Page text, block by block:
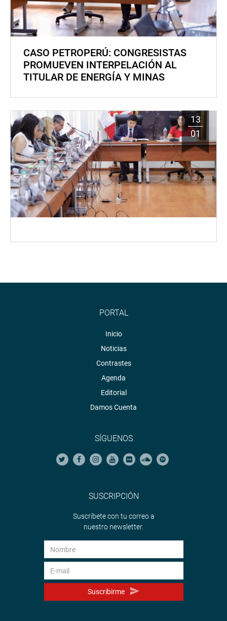
CASO PETROPERÚ: CONGRESISTAS
PROMUEVEN INTERPELACIÓN AL
TITULAR DE ENERGÍA Y MINAS
13
01
PORTAL
Inicio
Noticias
Contrastes
Agenda
Editorial
Damos Cuenta
SÍGUENOS
SUSCRIPCIÓN
Suscríbete con tu correo a
nuestro newsletter.
Suscribirme